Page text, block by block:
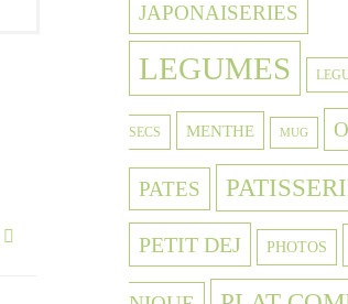
JAPONAISERIES
LEGUMES
SECS MENTHE MUG
PATES
PETIT DEJ PHOTOS